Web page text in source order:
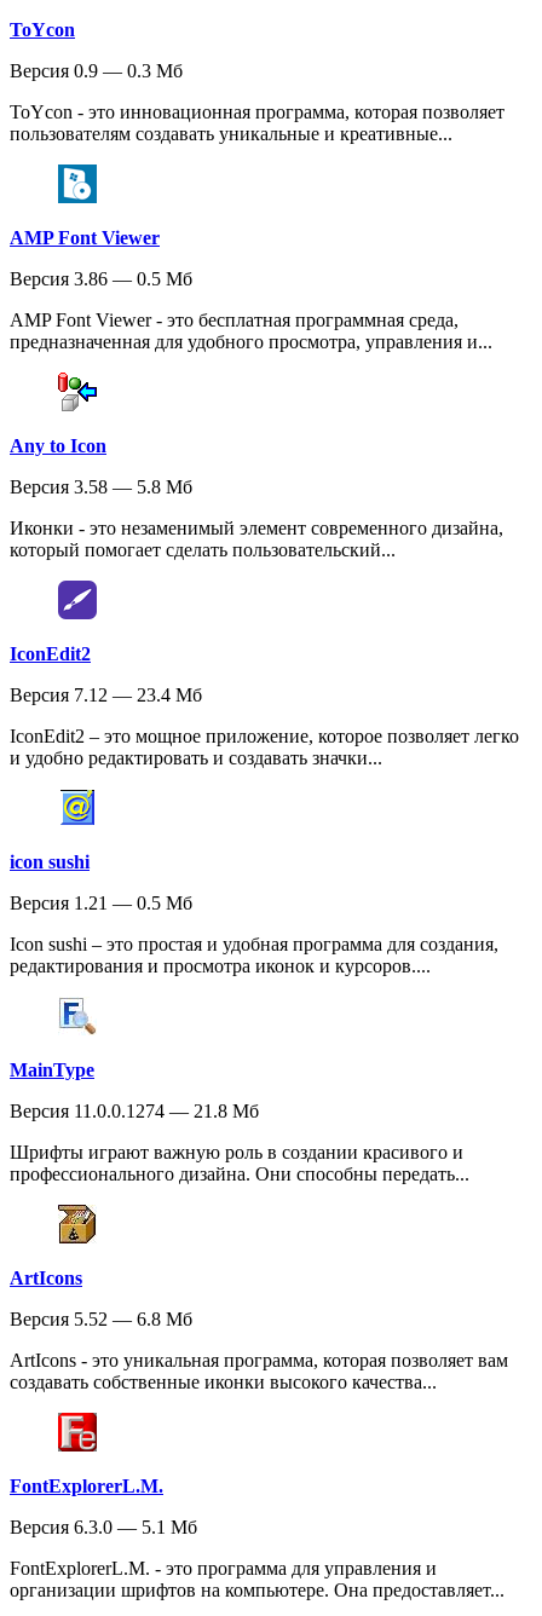
ToYcon
Версия 0.9 — 0.3 Мб
ToYcon - это инновационная программа, которая позволяет
пользователям создавать уникальные и креативные...
AMP Font Viewer
Версия 3.86 — 0.5 Мб
AMP Font Viewer - это бесплатная программная среда,
предназначенная для удобного просмотра, управления и...
Any to Icon
Версия 3.58 — 5.8 Мб
Иконки - это незаменимый элемент современного дизайна,
который помогает сделать пользовательский...
IconEdit2
Версия 7.12 — 23.4 Мб
IconEdit2 – это мощное приложение, которое позволяет легко
и удобно редактировать и создавать значки...
icon sushi
Версия 1.21 — 0.5 Мб
Icon sushi – это простая и удобная программа для создания,
редактирования и просмотра иконок и курсоров....
MainType
Версия 11.0.0.1274 — 21.8 Мб
Шрифты играют важную роль в создании красивого и
профессионального дизайна. Они способны передать...
ArtIcons
Версия 5.52 — 6.8 Мб
ArtIcons - это уникальная программа, которая позволяет вам
создавать собственные иконки высокого качества...
FontExplorerL.M.
Версия 6.3.0 — 5.1 Мб
FontExplorerL.M. - это программа для управления и
организации шрифтов на компьютере. Она предоставляет...